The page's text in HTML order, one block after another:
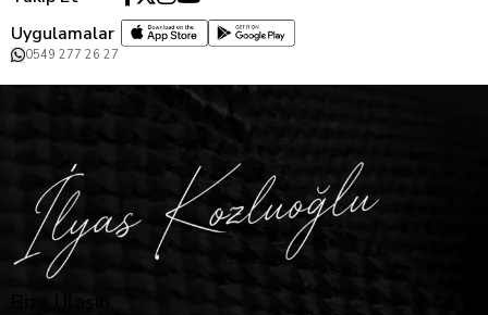
Uygulamalar
0549 277 26 27